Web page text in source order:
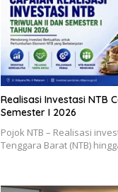
Realisasi Investasi NTB
Semester I 2026
Pojok NTB – Realisasi
Tenggara Barat (NTB)